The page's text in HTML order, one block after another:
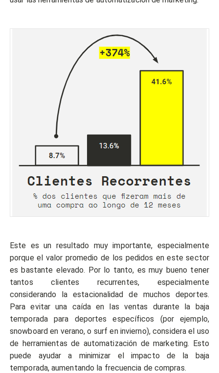
Este es un resultado muy importante, especialmente
porque el valor promedio de los pedidos en este sector
es bastante elevado. Por lo tanto, es muy bueno tener
tantos clientes recurrentes, especialmente
considerando la estacionalidad de muchos deportes.
Para evitar una caída en las ventas durante la baja
temporada para deportes específicos (por ejemplo,
snowboard en verano, o surf en invierno), considera el uso
de herramientas de automatización de marketing. Esto
puede ayudar a minimizar el impacto de la baja
temporada, aumentando la frecuencia de compras.